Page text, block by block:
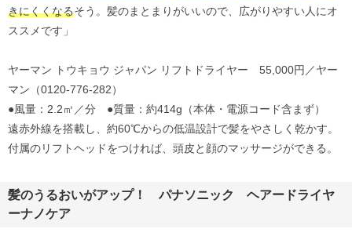
きにくくなるそう。髪のまとまりがいいので、広がりやすい人にオ
ススメです」
ヤーマン トウキョウ ジャパン リフトドライヤー 55,000円／ヤー
マン（0120‐776‐282）
●風量：2.2㎥／分 ●質量：約414g（本体・電源コード含まず）
遠赤外線を搭載し、約60℃からの低温設計で髪をやさしく乾かす。
付属のリフトヘッドをつければ、頭皮と顔のマッサージができる。
髪のうるおいがアップ！ パナソニック ヘアードライヤ
ーナノケア